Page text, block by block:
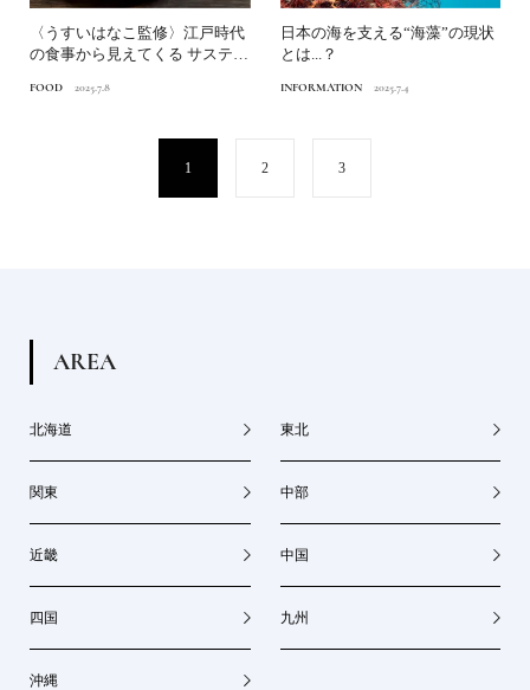
〈うすいはなこ監修〉江戸時代
の食事から見えてくる サステイ
FOOD 2025.7.8
日本の海を支える“海藻”の現状
とは...？
INFORMATION 2025.7.4
1 2 3
AREA
北海道 東北
関東 中部
近畿 中国
四国 九州
沖縄